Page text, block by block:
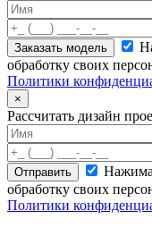
обработку своих
Политики
×
Рассчитать дизайн
обработку своих
Политики